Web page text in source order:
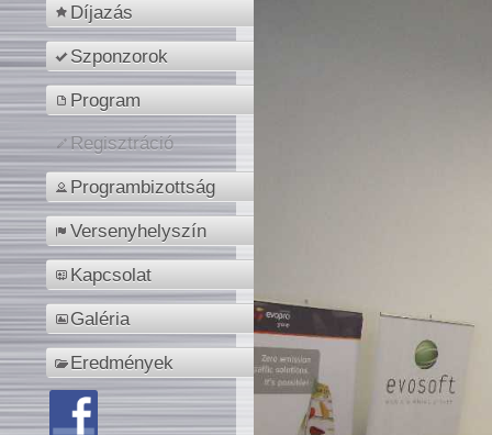
Díjazás
Szponzorok
Program
Regisztráció
Programbizottság
Versenyhelyszín
Kapcsolat
Galéria
Eredmények